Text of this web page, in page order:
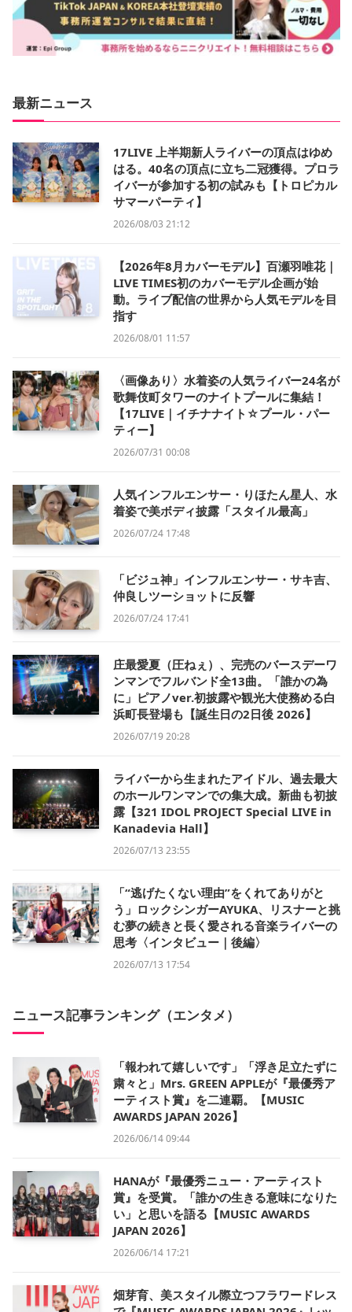
最新ニュース
17LIVE 上半期新人ライバーの頂点はゆめ
はる。40名の頂点に立ち二冠獲得。プロラ
イバーが参加する初の試みも【トロピカル
サマーパーティ】
2026/08/03 21:12
【2026年8月カバーモデル】百瀬羽唯花｜
LIVE TIMES初のカバーモデル企画が始
動。ライブ配信の世界から人気モデルを目
指す
2026/08/01 11:57
〈画像あり〉水着姿の人気ライバー24名が
歌舞伎町タワーのナイトプールに集結！
【17LIVE｜イチナナイト☆プール・パー
ティー】
2026/07/31 00:08
人気インフルエンサー・りほたん星人、水
着姿で美ボディ披露「スタイル最高」
2026/07/24 17:48
「ビジュ神」インフルエンサー・サキ吉、
仲良しツーショットに反響
2026/07/24 17:41
庄最愛夏（圧ねぇ）、完売のバースデーワ
ンマンでフルバンド全13曲。「誰かの為
に」ピアノver.初披露や観光大使務める白
浜町長登場も【誕生日の2日後 2026】
2026/07/19 20:28
ライバーから生まれたアイドル、過去最大
のホールワンマンでの集大成。新曲も初披
露【321 IDOL PROJECT Special LIVE in
Kanadevia Hall】
2026/07/13 23:55
「“逃げたくない理由”をくれてありがと
う」ロックシンガーAYUKA、リスナーと挑
む夢の続きと長く愛される音楽ライバーの
思考〈インタビュー｜後編〉
2026/07/13 17:54
ニュース記事ランキング（エンタメ）
「報われて嬉しいです」「浮き足立たずに
粛々と」Mrs. GREEN APPLEが『最優秀ア
ーティスト賞』を二連覇。【MUSIC
AWARDS JAPAN 2026】
2026/06/14 09:44
HANAが『最優秀ニュー・アーティスト
賞』を受賞。「誰かの生きる意味になりた
い」と思いを語る【MUSIC AWARDS
JAPAN 2026】
2026/06/14 17:21
畑芽育、美スタイル際立つフラワードレス